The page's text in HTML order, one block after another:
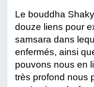
Le bouddha
douze liens pour
samsara dans
enfermés, ainsi
pouvons nous en
très profond nous